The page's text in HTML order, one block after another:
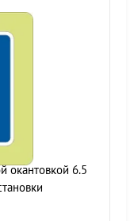
окантовкой 6.5